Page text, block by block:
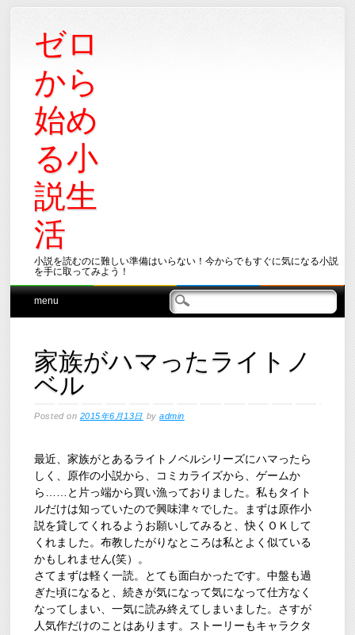
ゼロ
から
始め
る小
説生
活
小説を読むのに難しい準備はいらない！今からでもすぐに気になる小説
を手に取ってみよう！
Main menu
Skip
menu
家族がハマったライトノ
ベル
Posted on 2015年6月13日 byadmin
最近、家族がとあるライトノベルシリーズにハマったら
しく、原作の小説から、コミカライズから、ゲームか
ら……と片っ端から買い漁っておりました。私もタイト
ルだけは知っていたので興味津々でした。まずは原作小
説を貸してくれるようお願いしてみると、快くＯＫして
くれました。布教したがりなところは私とよく似ている
かもしれません(笑）。
さてまずは軽く一読。とても面白かったです。中盤も過
ぎた頃になると、続きが気になって気になって仕方なく
なってしまい、一気に読み終えてしまいました。さすが
人気作だけのことはあります。ストーリーもキャラクタ